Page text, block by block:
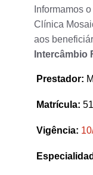
Informamos
Clínica
aos
Intercâmbio
Prestador:
Matrícula:
Vigência: 1